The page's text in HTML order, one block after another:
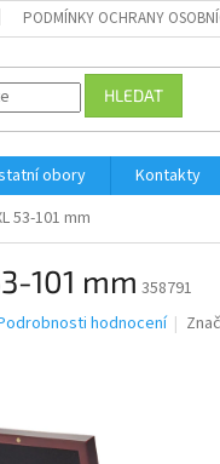
PODMÍNKY OCHRANY
HLEDAT
obory
Kontakty
53-101 mm
101 mm 358791
hodnocení